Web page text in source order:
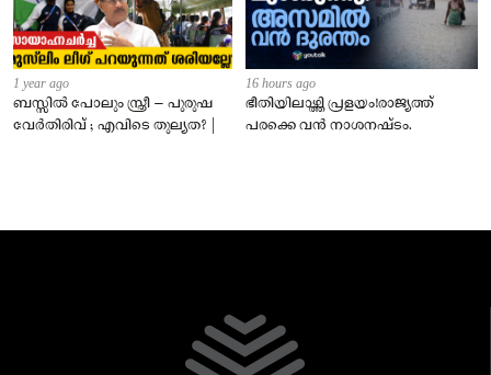
1 year ago
ബസ്സിൽ പോലും സ്ത്രീ – പുരുഷ
വേർതിരിവ് ; എവിടെ തുല്യത? |
16 hours ago
ഭീതിയിലാഴ്ത്തി പ്രളയം!രാജ്യത്ത്
പരക്കെ വൻ നാശനഷ്ടം.